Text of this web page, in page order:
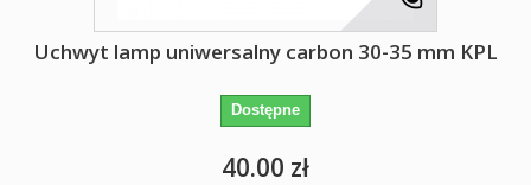
Uchwyt lamp uniwersalny carbon 30-35 mm KPL
Dostępne
40.00 zł